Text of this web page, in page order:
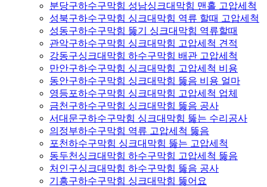
분당구하수구막힘 성남싱크대막힘 맨홀 고압세척
성북구하수구막힘 싱크대막힘 역류 할때 고압세척
성동구하수구막힘 뚫기 싱크대막힘 역류할때
관악구하수구막힘 싱크대막힘 고압세척 견적
강동구싱크대막힘 하수구막힘 배관 고압세척
만안구하수구막힘 싱크대막힘 고압세척 비용
동안구하수구막힘 싱크대막힘 뚫음 비용 얼마
영등포하수구막힘 싱크대막힘 고압세척 업체
금천구하수구막힘 싱크대막힘 뚫음 공사
서대문구하수구막힘 싱크대막힘 뚫는 수리공사
의정부하수구막힘 역류 고압세척 뚫음
포천하수구막힘 싱크대막힘 뚫는 고압세척
동두천싱크대막힘 하수구막힘 고압세척 뚫음
처인구싱크대막힘 하수구막힘 뚫음 공사
기흥구하수구막힘 싱크대막힘 뚫어요